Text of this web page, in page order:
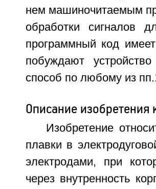
нем машиночитаемым
обработки сигналов
программный код
побуждают
способ по любому из
Описание изобретения
Изобретение
плавки в
электродами, при
через внутренность